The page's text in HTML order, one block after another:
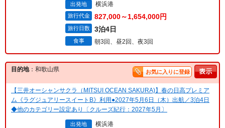
出発地 横浜港
旅行代金 827,000～1,654,000円
旅行日数 3泊4日
食事 朝3回、昼2回、夜3回
目的地：和歌山県 お気に入りに登録
【三井オーシャンサクラ（MITSUI OCEAN SAKURA)】春の日高プレミア
ム《ラグジュアリースイートB》利用●2027年5月6日（木）出航／3泊4日
◆他のカテゴリー設定あり〔クルーズ紀行：2027年5月〕
出発地 横浜港